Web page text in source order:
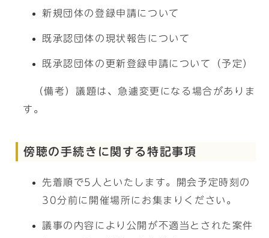
新規団体の登録申請について
既承認団体の現状報告について
既承認団体の更新登録申請について（予定）
（備考）議題は、急遽変更になる場合がありま
す。
傍聴の手続きに関する特記事項
先着順で5人といたします。開会予定時刻の
30分前に開催場所にお集まりください。
議事の内容により公開が不適当とされた案件